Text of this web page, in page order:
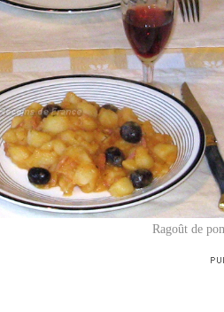
Ragoût de